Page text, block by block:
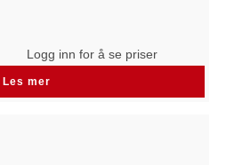
Logg inn for å se priser
Les mer